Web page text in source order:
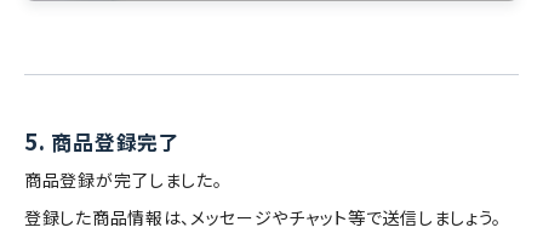
5. 商品登録完了
商品登録が完了しました。
登録した商品情報は、メッセージやチャット等で送信しましょう。